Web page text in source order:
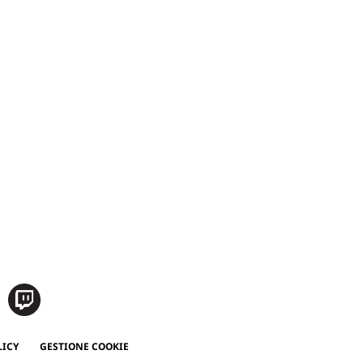
GESTIONE COOKIE